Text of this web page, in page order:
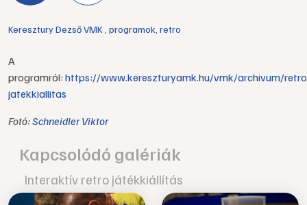
Keresztury Dezső VMK programok retro
A
programról: https://www.kereszturyamk.hu/vmk/archivum/
jatekkiallitas
Fotó:Schneidler Viktor
Kapcsolódó galériák
Interaktív retro játékkiállítás